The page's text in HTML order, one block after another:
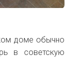
доме обычно
в советскую